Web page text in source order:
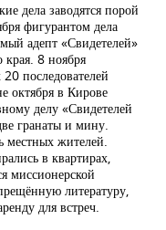
дела заводятся порой
фигурантом дела
адепт «Свидетелей»
8 ноября
последователей
октября в Кирове
делу «Свидетелей
гранаты и мину.
местных жителей.
в квартирах,
миссионерской
литературу,
для встреч.